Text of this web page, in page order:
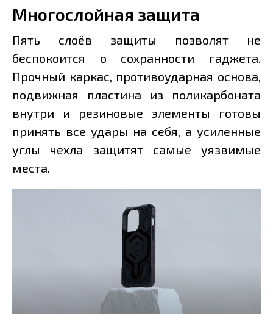
Многослойная защита
Пять слоёв защиты позволят не
беспокоится о сохранности гаджета.
Прочный каркас, противоударная основа,
подвижная пластина из поликарбоната
внутри и резиновые элементы готовы
принять все удары на себя, а усиленные
углы чехла защитят самые уязвимые
места.